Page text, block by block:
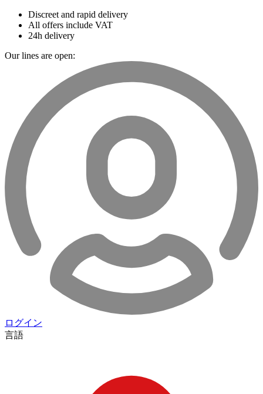
Discreet and rapid delivery
All offers include VAT
24h delivery
Our lines are open:
ログイン
言語